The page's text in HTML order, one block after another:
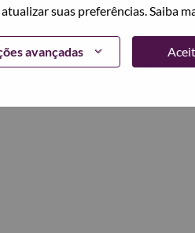
suas preferências. Saiba
avançadas